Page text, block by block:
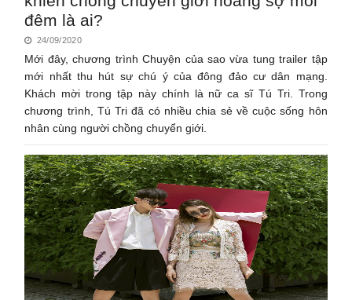
đêm là ai?
24/09/2020
Mới đây, chương trình Chuyện của sao vừa tung trailer tập
mới nhất thu hút sự chú ý của đông đảo cư dân mạng.
Khách mời trong tập này chính là nữ ca sĩ Tú Tri. Trong
chương trình, Tú Tri đã có nhiều chia sẻ về cuộc sống hôn
nhân cùng người chồng chuyển giới.